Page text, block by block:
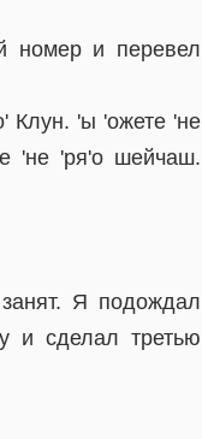
номер и перевел
Клун. 'ы 'ожете 'не
'не 'ря'о шейчаш.
Я подождал
и сделал третью